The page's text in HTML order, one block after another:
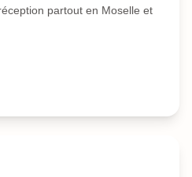
partout en Moselle et